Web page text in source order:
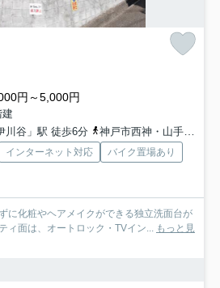
円～5,000円
川谷」駅 徒歩6分
神戸市西神・山手線「西神南」駅 徒歩27分
インターネット対応
バイク置場あり
に化粧やヘアメイクができる独立洗面台が
ィ面は、オートロック・TVイン... もっと見